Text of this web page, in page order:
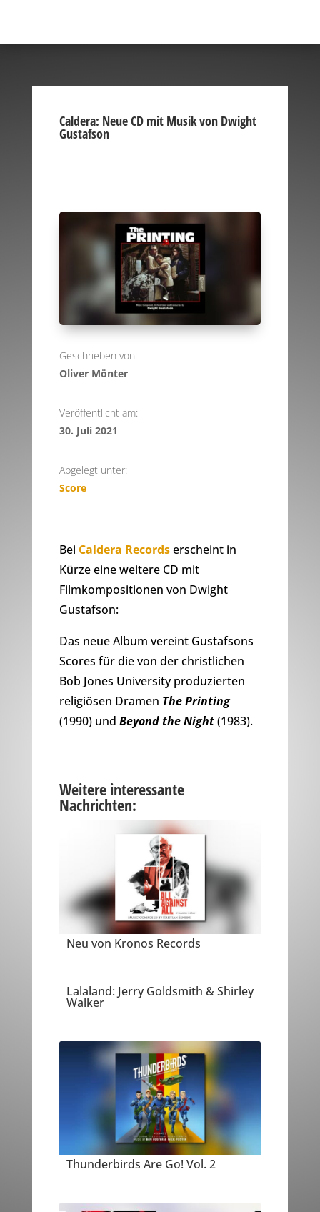
Caldera: Neue CD mit Musik von Dwight
Gustafson
Geschrieben von:
Oliver Mönter
Veröffentlicht am:
30. Juli 2021
Abgelegt unter:
Score
Bei Caldera Recordserscheint in
Kürze eine weitere CD mit
Filmkompositionen von Dwight
Gustafson:
Das neue Album vereint Gustafsons
Scores für die von der christlichen
Bob Jones University produzierten
religiösen Dramen The Printing
(1990) und Beyond the Night(1983).
Weitere interessante
Nachrichten:
Neu von Kronos Records
Lalaland: Jerry Goldsmith & Shirley
Walker
Thunderbirds Are Go! Vol. 2